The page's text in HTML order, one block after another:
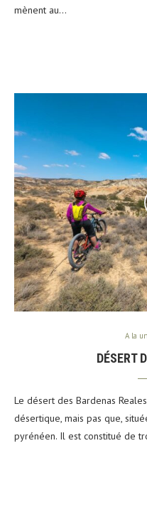
mènent au…
A la
DÉSERT
Le désert des Bardenas
désertique, mais pas que,
pyrénéen. Il est constitué de